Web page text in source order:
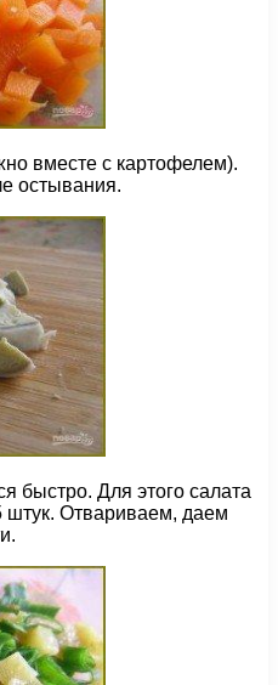
вместе с картофелем).
остывания.
быстро. Для этого салата
штук. Отвариваем, даем